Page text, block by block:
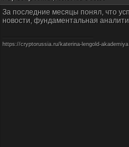
За последние месяцы понял, что
новости, фундаментальная
https://cryptorussia.ru/katerina-lengold-akademiya